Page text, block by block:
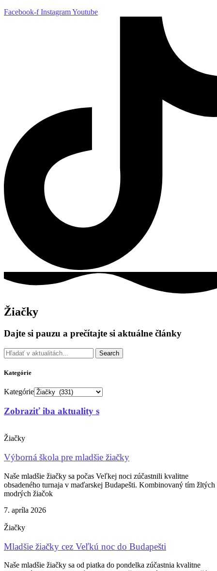
Facebook-f InstagramYoutube
Žiačky
Dajte si pauzu a prečítajte si aktuálne články
Search
Kategórie
Kategórie
Zobraziť iba aktuality s
Žiačky
Výborná škola pre mladšie žiačky
Naše mladšie žiačky sa počas Veľkej noci zúčastnili kvalitne
obsadeného turnaja v maďarskej Budapešti. Kombinovaný tím žltých
modrých žiačok
7. apríla 2026
Žiačky
Mladšie žiačky cez Veľkú noc do Budapešti
Naše mladšie žiačky sa od piatka do pondelka zúčastnia kvalitne